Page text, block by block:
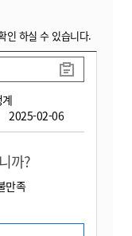
인 하실 수 있습니다.
2025-02-06
까?
만족